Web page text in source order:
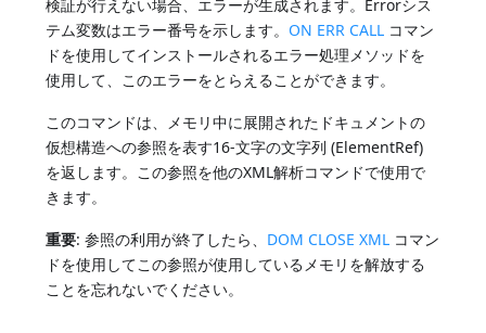
検証が行えない場合、エラーが生成されます。Errorシス
テム変数はエラー番号を示します。 ON ERR CALL コマン
ドを使用してインストールされるエラー処理メソッドを
使用して、このエラーをとらえることができます。
このコマンドは、メモリ中に展開されたドキュメントの
仮想構造への参照を表す16-文字の文字列 (ElementRef)
を返します。この参照を他のXML解析コマンドで使用で
きます。
重要: 参照の利用が終了したら、 DOM CLOSE XML コマン
ドを使用してこの参照が使用しているメモリを解放する
ことを忘れないでください。